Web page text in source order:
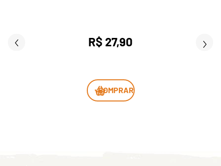
R$ 27,90
COMPRAR